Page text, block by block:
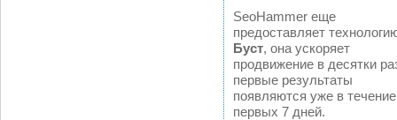
SeoHammer еще
предоставляет
Буст, она ускоряет
продвижение в десятки
первые результаты
появляются уже в течение
первых 7 дней.